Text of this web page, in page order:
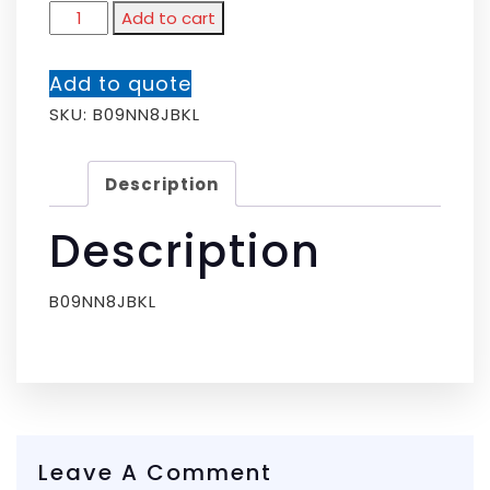
Add to cart
Add to quote
SKU: B09NN8JBKL
Description
Description
B09NN8JBKL
Leave A Comment